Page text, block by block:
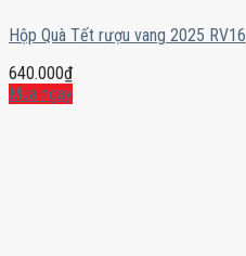
Hộp Quà Tết rượu vang 2025 RV16
640.000₫
Mua ngay